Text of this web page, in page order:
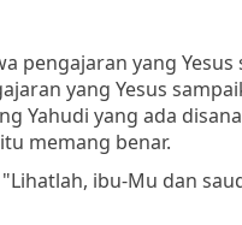
pengajaran yang
yang Yesus
Yahudi yang ada
memang benar.
ibu-Mu dan